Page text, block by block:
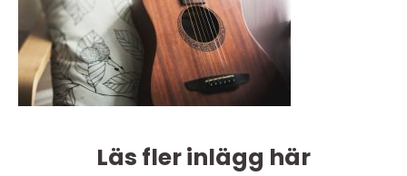
Läs fler inlägg här